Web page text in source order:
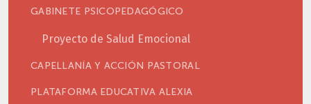
GABINETE PSICOPEDAGÓGICO
Proyecto de Salud Emocional
CAPELLANÍA Y ACCIÓN PASTORAL
PLATAFORMA EDUCATIVA ALEXIA